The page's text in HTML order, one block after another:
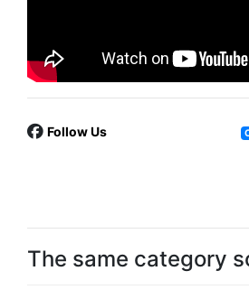
Follow Us
The same category